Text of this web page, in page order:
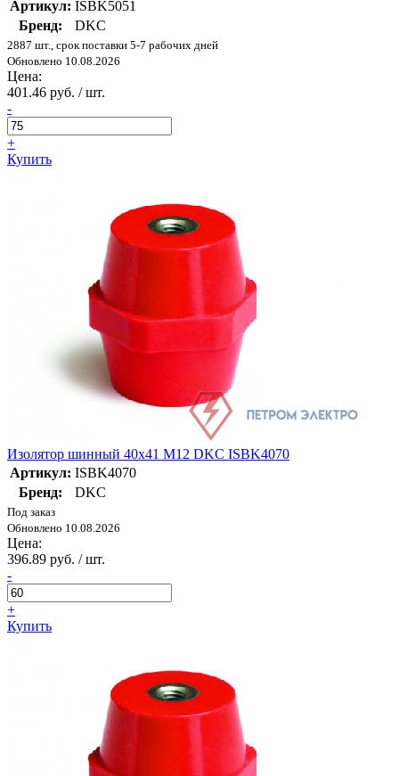
Артикул: ISBK5051
Бренд:
DKC
2887 шт., срок поставки 5-7 рабочих дней
Обновлено 10.08.2026
Цена:
401.46 руб. / шт.
-
+
Купить
Изолятор шинный 40х41 М12 DKC ISBK4070
Артикул: ISBK4070
Бренд:
DKC
Под заказ
Обновлено 10.08.2026
Цена:
396.89 руб. / шт.
-
+
Купить